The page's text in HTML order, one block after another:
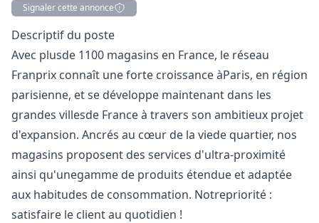
Signaler cette annonce
Description
Descriptif du poste
Avec plusde 1100 magasins en France, le réseau
Franprix connaît une forte croissance àParis, en région
parisienne, et se développe maintenant dans les
grandes villesde France à travers son ambitieux projet
d'expansion. Ancrés au cœur de la viede quartier, nos
magasins proposent des services d'ultra-proximité
ainsi qu'unegamme de produits étendue et adaptée
aux habitudes de consommation. Notrepriorité :
satisfaire le client au quotidien !